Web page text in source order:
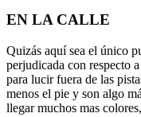
EN LA CALLE
Quizás aquí sea el único
perjudicada con respecto
para lucir fuera de las
menos el pie y son algo
llegar muchos mas